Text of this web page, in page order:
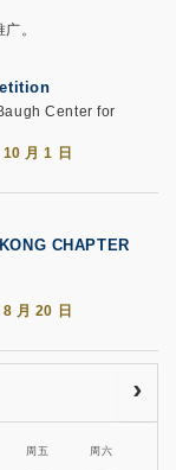
。
Center for
月 1 日
CHAPTER
月 20 日
周五 周六